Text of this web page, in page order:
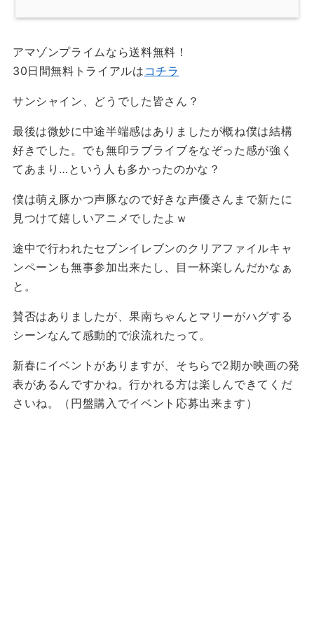
アマゾンプライムなら送料無料！
30日間無料トライアルは コチラ
サンシャイン、どうでした皆さん？
最後は微妙に中途半端感はありましたが概ね僕は結構
好きでした。でも無印ラブライブをなぞった感が強く
てあまり…という人も多かったのかな？
僕は萌え豚かつ声豚なので好きな声優さんまで新たに
見つけて嬉しいアニメでしたよｗ
途中で行われたセブンイレブンのクリアファイルキャ
ンペーンも無事参加出来たし、目一杯楽しんだかなぁ
と。
賛否はありましたが、果南ちゃんとマリーがハグする
シーンなんて感動的で涙流れたって。
新春にイベントがありますが、そちらで2期か映画の発
表があるんですかね。行かれる方は楽しんできてくだ
さいね。（円盤購入でイベント応募出来ます）